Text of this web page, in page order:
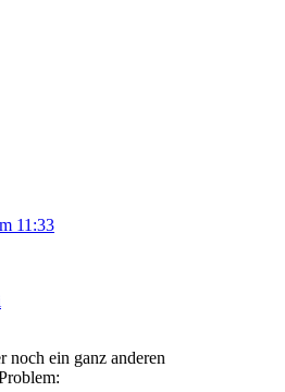
11:33
noch ein ganz anderen